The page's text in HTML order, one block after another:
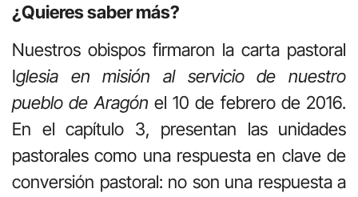
¿Quieres saber más?
Nuestros obispos firmaron la carta pastoral
Iglesia en misión al servicio de nuestro
pueblo de Aragón el 10 de febrero de 2016.
En el capítulo 3, presentan las unidades
pastorales como una respuesta en clave de
conversión pastoral: no son una respuesta a